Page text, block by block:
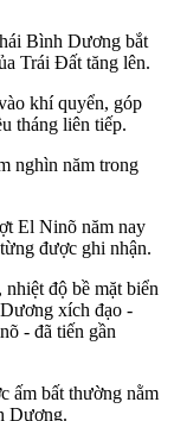
Bình Dương bắt
Trái Đất tăng lên.
khí quyển, góp
tháng liên tiếp.
nghìn năm trong
El Ninõ năm nay
được ghi nhận.
độ bề mặt biển
xích đạo -
- đã tiến gần
ấm bất thường nằm
Dương.